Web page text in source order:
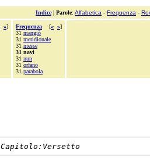
Indice| Parole: Alfabetica - Frequenza -
»]
Frequenza [« »]
31 mangiò
31 meridionale
31 messe
31 navi
31 nun
31 orfano
31 parabola